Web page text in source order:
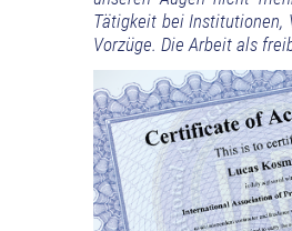
Tätigkeit bei Institutionen,
Vorzüge. Die Arbeit als